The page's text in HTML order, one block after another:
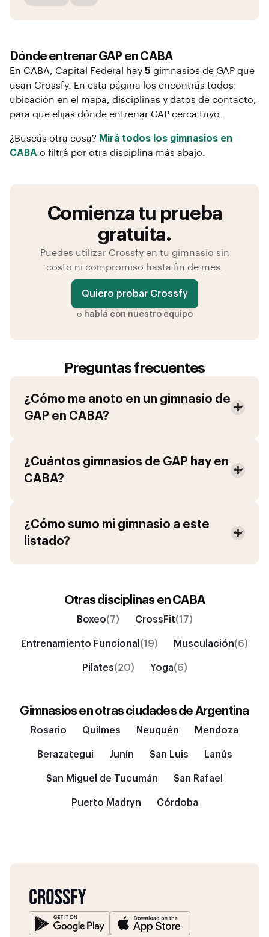
Dónde entrenarGAP en CABA
En CABA, Capital Federal hay 5 gimnasios de GAP que
usan Crossfy. En esta página los encontrás todos:
ubicación en el mapa, disciplinas y datos de contacto,
para que elijas dónde entrenar GAP cerca tuyo.
¿Buscás otra cosa? Mirá todos los gimnasios en
CABA o filtrá por otra disciplina más abajo.
Comienza tu prueba
gratuita.
Puedes utilizar Crossfy en tu gimnasio sin
costo ni compromiso hasta fin de mes.
Quiero probar Crossfy
o hablá con nuestro equipo
Preguntas frecuentes
¿Cómo me anoto en un gimnasio de
GAP en CABA?
¿Cuántos gimnasios de GAP hay en
CABA?
¿Cómo sumo mi gimnasio a este
listado?
Otras disciplinas en CABA
Boxeo(7) CrossFit(17)
Entrenamiento Funcional (19) Musculación(6)
Pilates(20) Yoga(6)
Gimnasios en otras ciudades de Argentina
Rosario Quilmes Neuquén Mendoza
Berazategui Junín San Luis Lanús
San Miguel de Tucumán San Rafael
Puerto Madryn Córdoba